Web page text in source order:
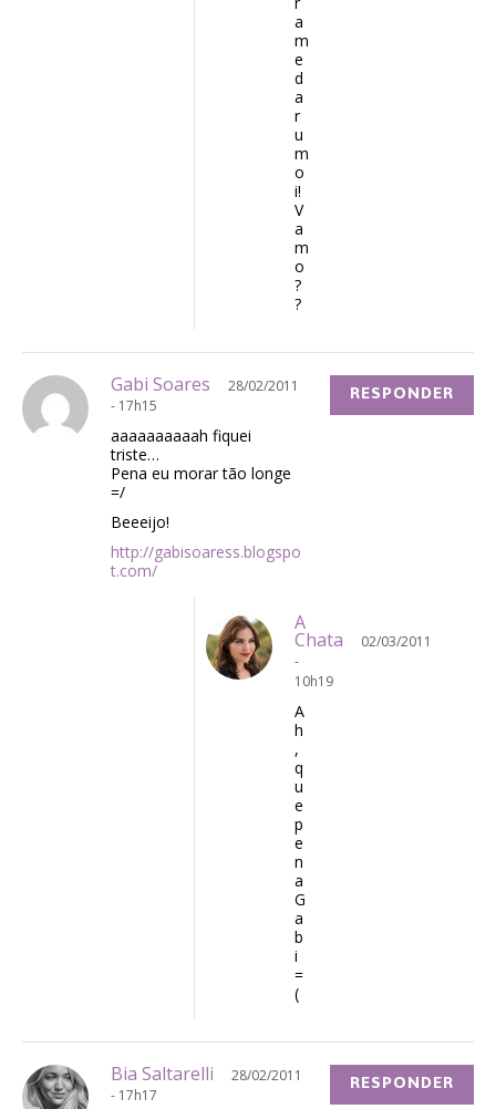
a
m
e
d
a
r
u
m
o
i!
V
a
m
o
?
?
Gabi Soares
28/02/2011
- 17h15
aaaaaaaaaah fiquei
triste…
Pena eu morar tão longe
=/
Beeeijo!
http://gabisoaress.blogspo
t.com/
RESPONDER
A
Chata
02/03/2011
-
10h19
A
h
,
q
u
e
p
e
n
a
G
a
b
i
=
(
Bia Saltarelli
28/02/2011
- 17h17
RESPONDER